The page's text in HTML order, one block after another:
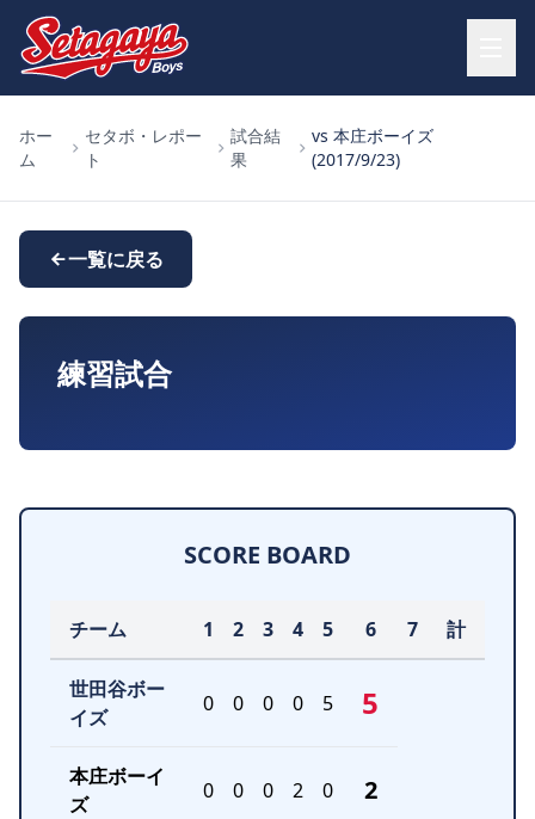
ホー
ム
セタボ・レポー
ト
試合結
果
vs 本庄ボーイズ
(2017/9/23)
一覧に戻る
練習試合
SCORE BOARD
チーム 1 2 3 4 5 6 7 計
世田谷ボー
イズ
0 0 0 0 5 5
本庄ボーイ
ズ
0 0 0 2 0 2